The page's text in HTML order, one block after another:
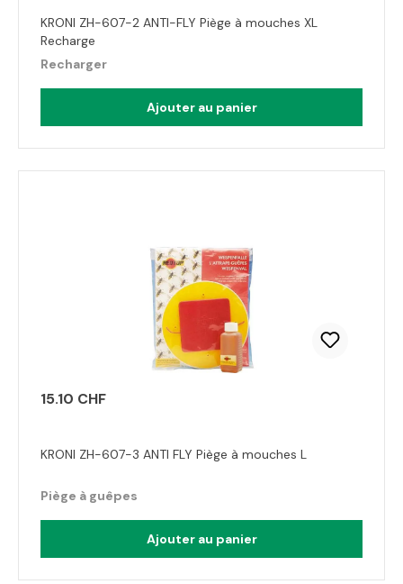
KRONI ZH-607-2 ANTI-FLY Piège à mouches XL
Recharge
Recharger
Ajouter au panier
15.10 CHF
KRONI ZH-607-3 ANTI FLY Piège à mouches L
Piège à guêpes
Ajouter au panier